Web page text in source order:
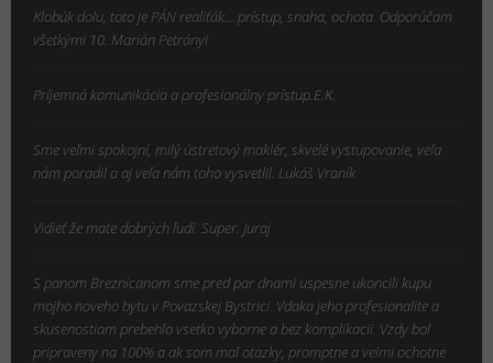
Klobúk dolu, toto je PÁN realiťák... prístup, snaha, ochota. Odporúčam
všetkými 10. Marián Petrányi
Príjemná komunikácia a profesionálny prístup.E.K.
Sme veľmi spokojní, milý ústretový maklér, skvelé vystupovanie, veľa
nám poradil a aj veľa nám toho vysvetlil. Lukáš Vraník
Vidieť že mate dobrých ľudí. Super. Juraj
S panom Breznicanom sme pred par dnami uspesne ukoncili kupu
mojho noveho bytu v Povazskej Bystrici. Vdaka jeho profesionalite a
skusenostiam prebehlo vsetko vyborne a bez komplikacii. Vzdy bol
pripraveny na 100% a ak som mal otazky, promptne a velmi ochotne